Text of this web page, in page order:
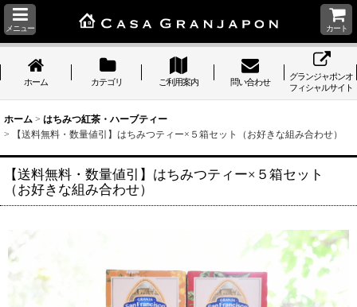
メニュー カート
ホーム カテゴリ ご利用案内 問い合わせ
グランジャポンオ
フィシャルサイト
ホーム > はちみつ紅茶・ハーブティー
>
【送料無料・数量値引】はちみつティー×５箱セット（お好きな組み合わせ）
【送料無料・数量値引】はちみつティー×５箱セット
（お好きな組み合わせ）